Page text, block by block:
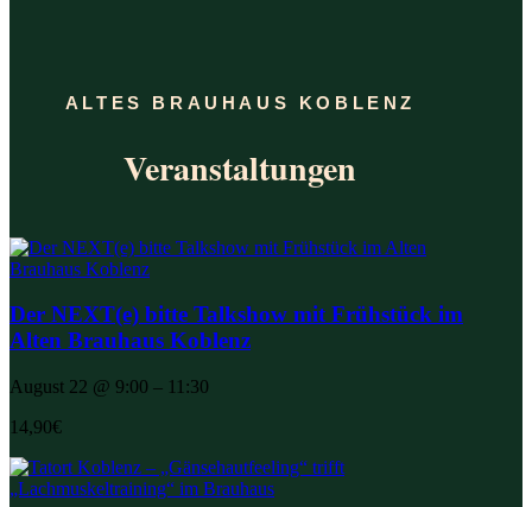
ALTES BRAUHAUS KOBLENZ
Veranstaltungen
Der NEXT(e) bitte Talkshow mit Frühstück im
Alten Brauhaus Koblenz
August 22 @ 9:00 – 11:30
14,90€